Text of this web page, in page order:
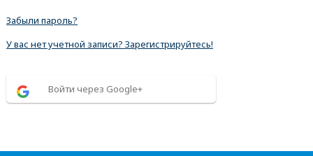
Забыли пароль?
У вас нет учетной записи? Зарегистрируйтесь!
Войти через Google+